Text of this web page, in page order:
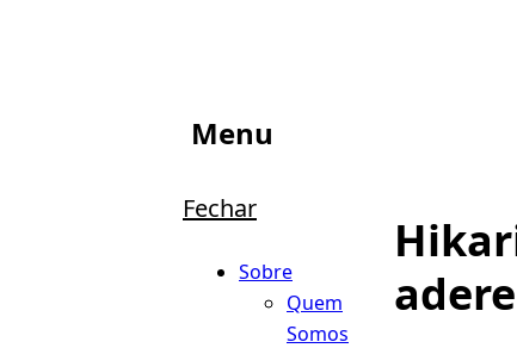
Menu
Fechar
Sobre
Quem
Somos